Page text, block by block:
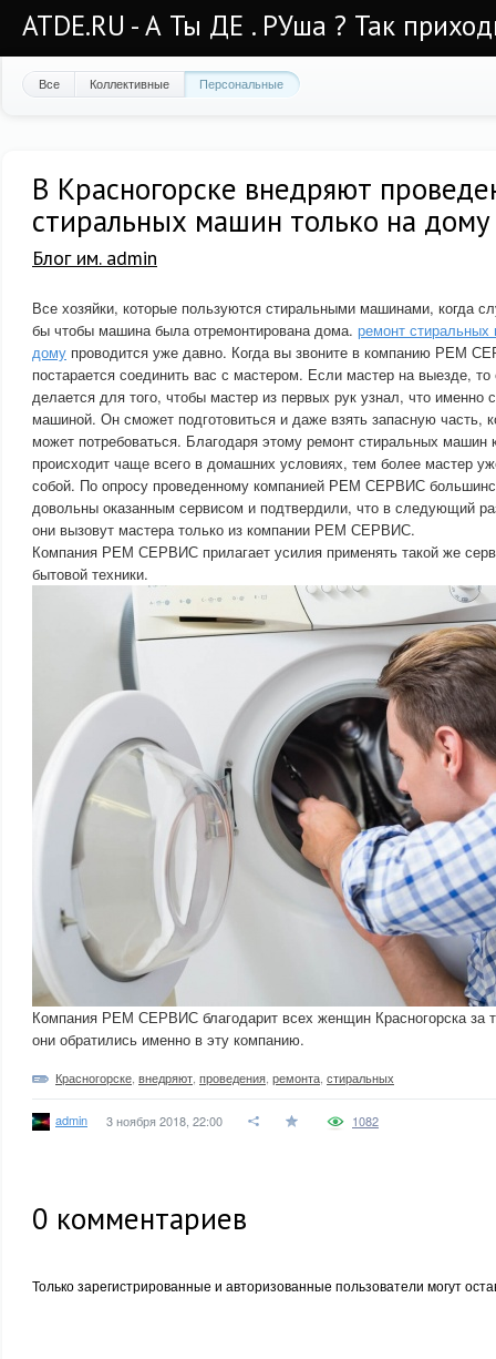
ATDE.RU - А Ты ДЕ . РУша ? Так
Все Коллективные Персональные
В Красногорске внедряют
стиральных машин только на дому
Блог им. admin
Все хозяйки, которые пользуются стиральными машинами, когда
бы чтобы машина была отремонтирована дома. ремонт стиральных
дому проводится уже давно. Когда вы звоните в компанию РЕМ
постарается соединить вас с мастером. Если мастер на выезде,
делается для того, чтобы мастер из первых рук узнал, что именно
машиной. Он сможет подготовиться и даже взять запасную часть,
может потребоваться. Благодаря этому ремонт стиральных
происходит чаще всего в домашних условиях, тем более мастер
собой. По опросу проведенному компанией РЕМ СЕРВИС
довольны оказанным сервисом и подтвердили, что в следующий
они вызовут мастера только из компании РЕМ СЕРВИС.
Компания РЕМ СЕРВИС прилагает усилия применять такой же
бытовой техники.
Компания РЕМ СЕРВИС благодарит всех женщин Красногорска за
они обратились именно в эту компанию.
Красногорске внедряют проведения ремонта стиральных
admin 3 ноября 2018, 22:00 1082
0 комментариев
Только зарегистрированные и авторизованные пользователи могут